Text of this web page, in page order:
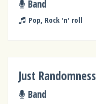
Band
Pop, Rock 'n' roll
Just Randomness
Band